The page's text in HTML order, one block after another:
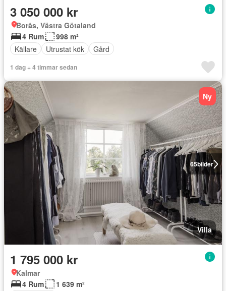
3 050 000 kr
Borås, Västra Götaland
4 Rum
998 m²
Källare
Utrustat kök Gård
1 dag + 4 timmar sedan
65bilder
Ny
Villa
1 795 000 kr
Kalmar
4 Rum
1 639 m²